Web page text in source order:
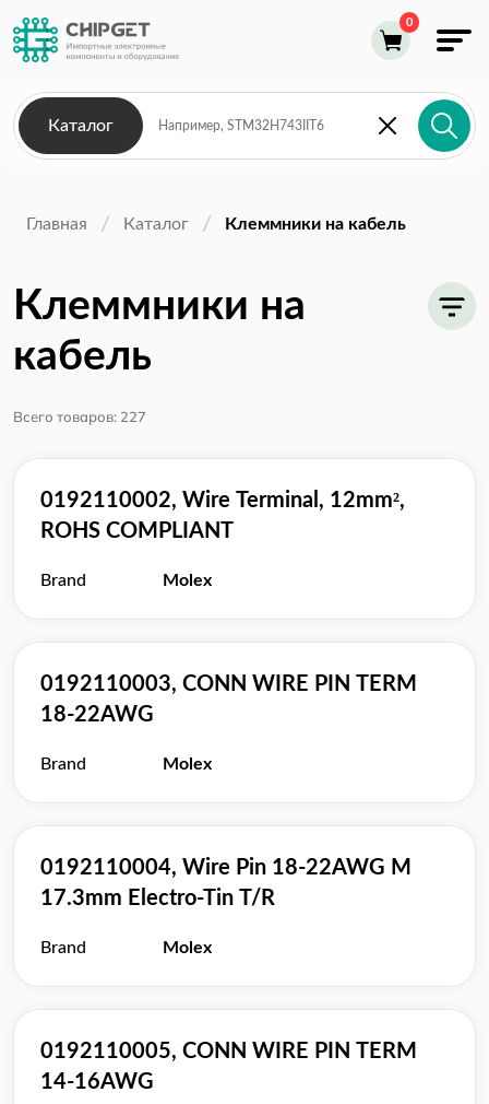
Каталог
Главная Каталог Клеммники на кабель
Клеммники на
кабель
0192110002, Wire Terminal, 12mm²,
ROHS COMPLIANT
Brand Molex
0192110003, CONN WIRE PIN TERM
18-22AWG
Brand Molex
0192110004, Wire Pin 18-22AWG M
17.3mm Electro-Tin T/R
Brand Molex
0192110005, CONN WIRE PIN TERM
14-16AWG